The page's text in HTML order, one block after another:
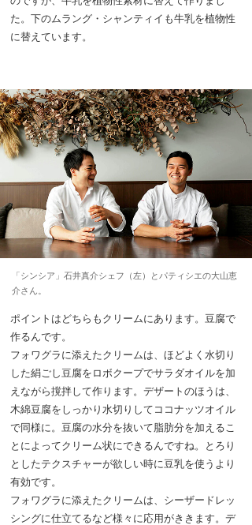
た。下のムラング・シャンティイも牛乳を植物性
に替えています。
「シンシア」石井真介シェフ（左）とパティシエの大山恵
介さん。
ポイントはどちらもクリームにあります。豆腐で
作るんです。
フォワグラに添えたクリームは、ほどよく水切り
した絹ごし豆腐をロボクープでサラダオイルを加
えながら撹拌して作ります。デザートのほうは、
木綿豆腐をしっかり水切りしてココナッツオイル
で同様に。豆腐の水分を抜いて脂肪分を加えるこ
とによってクリーム状にできるんですね。とろり
としたテクスチャーが欲しい時に豆乳を使うより
有効です。
フォワグラに添えたクリームは、シーザードレッ
シングに仕立てるなど様々に応用がききます。デ